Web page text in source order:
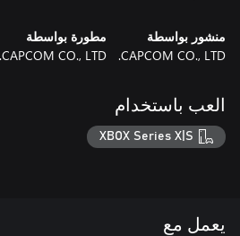
منشور بواسطة
CAPCOM CO., LTD.
مطورة بواسطة
CAPCOM CO., LTD.
العب باستخدام
XBOX Series X|S
يعمل مع